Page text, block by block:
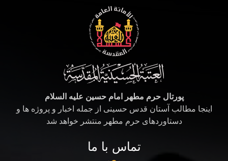
پورتال حرم مطهر امام حسین علیه السلام
اینجا مطالب آستان قدس حسینی از جمله اخبار و پروژه ها و
دستاوردهای حرم مطهر منتشر خواهد شد
تماس با ما